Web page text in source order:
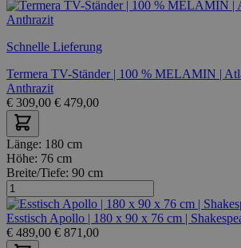
Schnelle Lieferung
Termera TV-Ständer | 100 % MELAMIN |
Anthrazit
€ 309,00 € 479,00
Länge: 180 cm
Höhe: 76 cm
Breite/Tiefe: 90 cm
Esstisch Apollo | 180 x 90 x 76 cm |
€ 489,00 € 871,00